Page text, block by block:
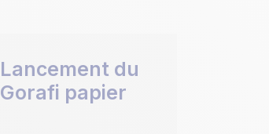
Lancement du
Gorafi papier